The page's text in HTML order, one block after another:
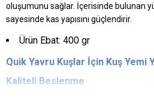
oluşumunu sağlar. İçerisinde bulunan
sayesinde kas yapısını güçlendirir.
Ürün Ebat: 400 gr
Quik Yavru Kuşlar İçin Kuş Yemi
Kaliteli Beslenme